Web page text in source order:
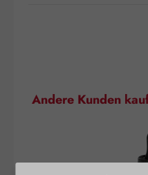
Produktgalerie überspringen
Andere Kunden